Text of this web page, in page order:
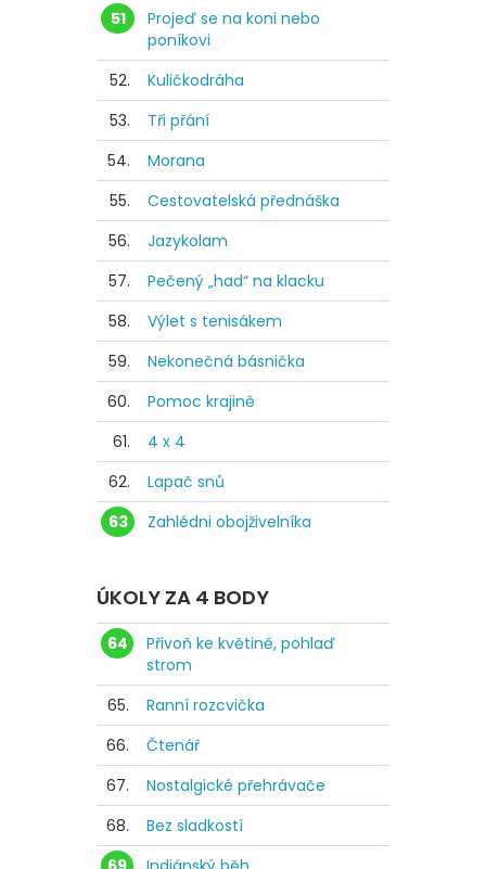
51
Projeď se na koni nebo
poníkovi
52.
Kuličkodráha
53.
Tři přání
54.
Morana
55.
Cestovatelská přednáška
56.
Jazykolam
57.
Pečený „had“ na klacku
58.
Výlet s tenisákem
59.
Nekonečná básnička
60.
Pomoc krajině
61.
4 x 4
62.
Lapač snů
63
Zahlédni obojživelníka
ÚKOLY ZA 4 BODY
64
Přivoň ke květině, pohlaď
strom
65.
Ranní rozcvička
66.
Čtenář
67.
Nostalgické přehrávače
68.
Bez sladkostí